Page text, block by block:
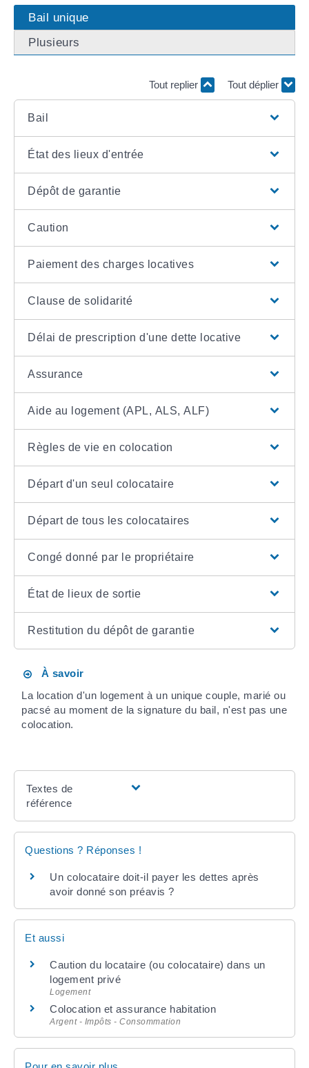
Bail unique
Plusieurs
Tout replier Tout déplier
Bail
État des lieux d'entrée
Dépôt de garantie
Caution
Paiement des charges locatives
Clause de solidarité
Délai de prescription d'une dette locative
Assurance
Aide au logement (APL, ALS, ALF)
Règles de vie en colocation
Départ d'un seul colocataire
Départ de tous les colocataires
Congé donné par le propriétaire
État de lieux de sortie
Restitution du dépôt de garantie
À savoir
La location d'un logement à un unique couple, marié ou
pacsé au moment de la signature du bail, n'est pas une
colocation.
Textes de
référence
Questions ? Réponses !
Un colocataire doit-il payer les dettes après
avoir donné son préavis ?
Et aussi
Caution du locataire (ou colocataire) dans un
logement privé
Logement
Colocation et assurance habitation
Argent - Impôts - Consommation